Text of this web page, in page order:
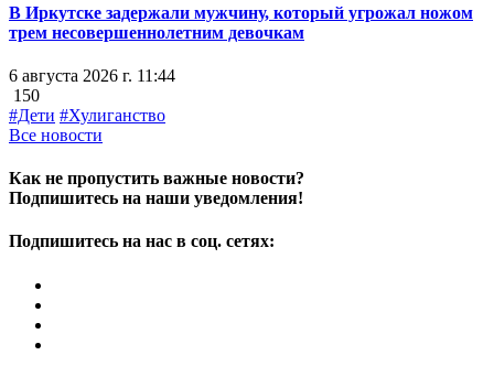
В Иркутске задержали мужчину, который угрожал ножом
трем несовершеннолетним девочкам
6 августа 2026 г. 11:44
150
#Дети #Хулиганство
Все новости
Как не пропустить важные новости?
Подпишитесь на наши уведомления!
Подпишитесь на нас в соц. сетях: